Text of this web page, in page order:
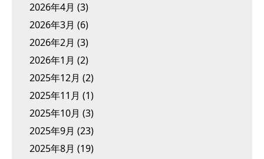
2026年4月 (3)
2026年3月 (6)
2026年2月 (3)
2026年1月 (2)
2025年12月 (2)
2025年11月 (1)
2025年10月 (3)
2025年9月 (23)
2025年8月 (19)